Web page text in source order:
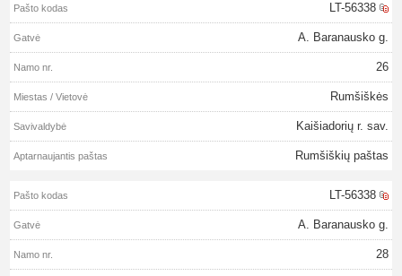
LT-56338
A. Baranausko g.
26
Rumšiškės
Kaišiadorių r. sav.
Rumšiškių paštas
LT-56338
A. Baranausko g.
28